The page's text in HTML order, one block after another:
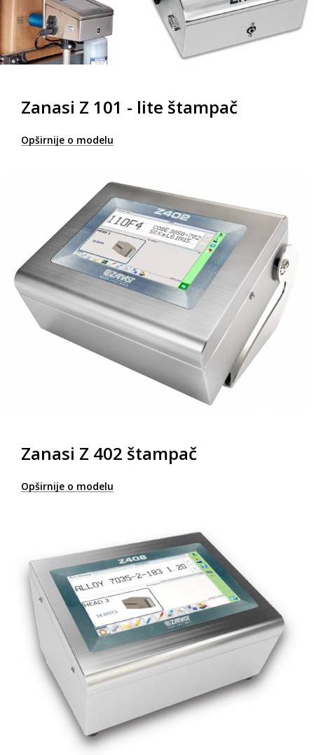
Zanasi Z 101 - lite štampač
Opširnije o modelu
Zanasi Z 402 štampač
Opširnije o modelu